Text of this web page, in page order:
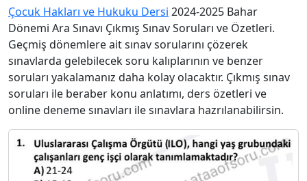
Çocuk Hakları ve Hukuku Dersi 2024-2025 Bahar
Dönemi Ara Sınavı Çıkmış Sınav Soruları ve Özetleri.
Geçmiş dönemlere ait sınav sorularını çözerek
sınavlarda gelebilecek soru kalıplarının ve benzer
soruları yakalamanız daha kolay olacaktır. Çıkmış sınav
soruları ile beraber konu anlatımı, ders özetleri ve
online deneme sınavları ile sınavlara hazrılanabilirsin.